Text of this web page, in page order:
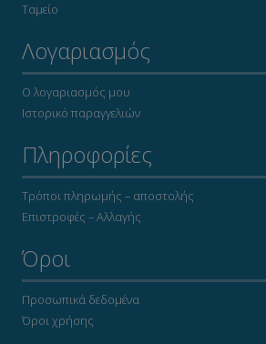
Ταμείο
Λογαριασμός
Ο λογαριασμός μου
Ιστορικό παραγγελιών
Πληροφορίες
Τρόποι πληρωμής – αποστολής
Επιστροφές – Αλλαγής
Όροι
Προσωπικά δεδομένα
Όροι χρήσης